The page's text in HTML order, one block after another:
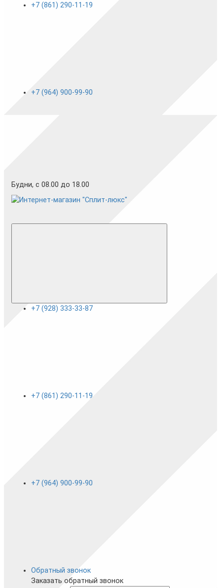
+7 (861) 290-11-19
+7 (964) 900-99-90
Будни, с 08.00 до 18.00
+7 (928) 333-33-87
+7 (861) 290-11-19
+7 (964) 900-99-90
Обратный звонок
Заказать обратный звонок